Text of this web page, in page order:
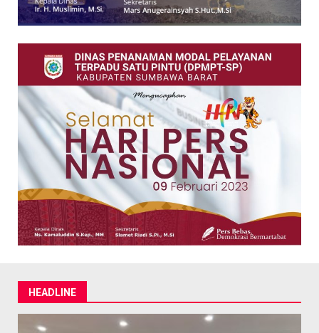
HEADLINE